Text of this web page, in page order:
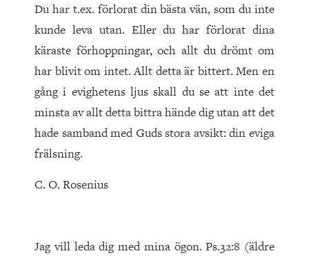
Du har t.ex. förlorat din bästa vän, som du inte
kunde leva utan. Eller du har förlorat dina
käraste förhoppningar, och allt du drömt om
har blivit om intet. Allt detta är bittert. Men en
gång i evighetens ljus skall du se att inte det
minsta av allt detta bittra hände dig utan att det
hade samband med Guds stora avsikt: din eviga
frälsning.
C. O. Rosenius
Jag vill leda dig med mina ögon. Ps.32:8 (äldre